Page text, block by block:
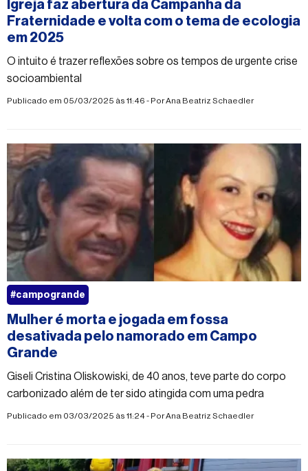
Igreja faz abertura da Campanha da
Fraternidade e volta com o tema de ecologia
em 2025
O intuito é trazer reflexões sobre os tempos de urgente crise
socioambiental
Publicado em 05/03/2025 às 11:46 - PorAna Beatriz Schaedler
Mulher é morta e jogada em fossa
desativada pelo namorado em Campo
Grande
Giseli Cristina Oliskowiski, de 40 anos, teve parte do corpo
carbonizado além de ter sido atingida com uma pedra
Publicado em 03/03/2025 às 11:24 - PorAna Beatriz Schaedler
#campogrande